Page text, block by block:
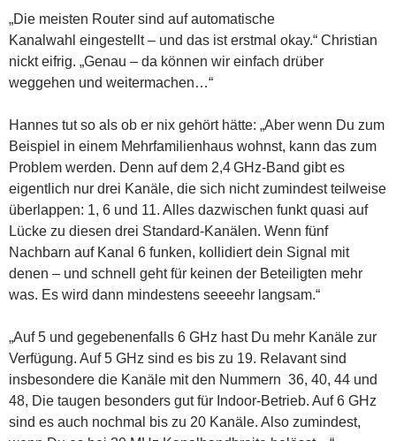
„Die meisten Router sind auf automatische
Kanalwahl eingestellt – und das ist erstmal okay.“ Christian
nickt eifrig. „Genau – da können wir einfach drüber
weggehen und weitermachen…“
Hannes tut so als ob er nix gehört hätte: „Aber wenn Du zum
Beispiel in einem Mehrfamilienhaus wohnst, kann das zum
Problem werden. Denn auf dem 2,4 GHz-Band gibt es
eigentlich nur drei Kanäle, die sich nicht zumindest teilweise
überlappen: 1, 6 und 11. Alles dazwischen funkt quasi auf
Lücke zu diesen drei Standard-Kanälen. Wenn fünf
Nachbarn auf Kanal 6 funken, kollidiert dein Signal mit
denen – und schnell geht für keinen der Beteiligten mehr
was. Es wird dann mindestens seeeehr langsam.“
„Auf 5 und gegebenenfalls 6 GHz hast Du mehr Kanäle zur
Verfügung. Auf 5 GHz sind es bis zu 19. Relavant sind
insbesondere die Kanäle mit den Nummern 36, 40, 44 und
48, Die taugen besonders gut für Indoor-Betrieb. Auf 6 GHz
sind es auch nochmal bis zu 20 Kanäle. Also zumindest,